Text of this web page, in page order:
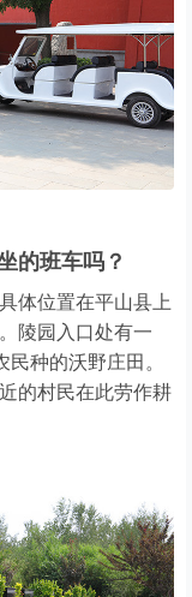
的班车吗？
体位置在平山县上
陵园入口处有一
民种的沃野庄田。
的村民在此劳作耕